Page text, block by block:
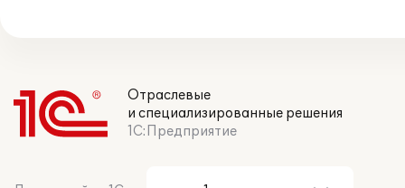
Отраслевые
и специализированные решения
1С:Предприятие